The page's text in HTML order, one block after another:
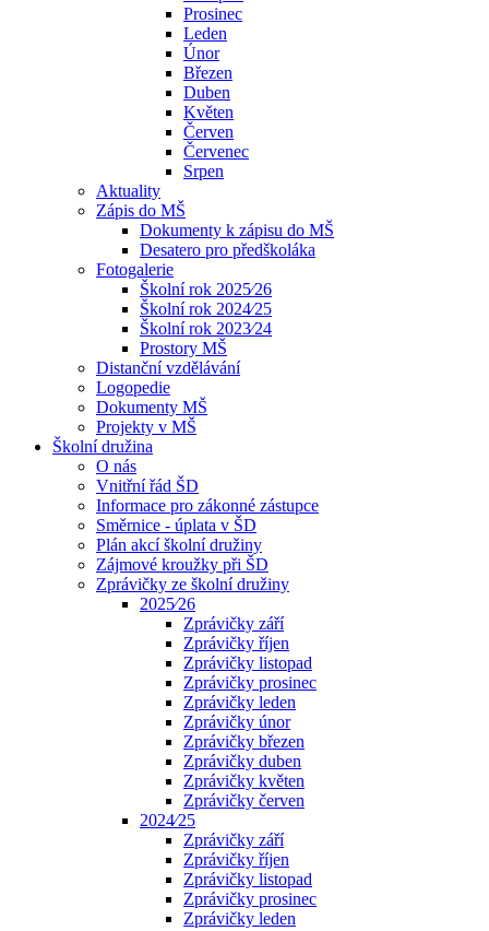
Prosinec
Leden
Únor
Březen
Duben
Květen
Červen
Červenec
Srpen
Aktuality
Zápis do MŠ
Dokumenty k zápisu do MŠ
Desatero pro předškoláka
Fotogalerie
Školní rok 2025⁄26
Školní rok 2024⁄25
Školní rok 2023⁄24
Prostory MŠ
Distanční vzdělávání
Logopedie
Dokumenty MŠ
Projekty v MŠ
Školní družina
O nás
Vnitřní řád ŠD
Informace pro zákonné zástupce
Směrnice - úplata v ŠD
Plán akcí školní družiny
Zájmové kroužky při ŠD
Zprávičky ze školní družiny
2025⁄26
Zprávičky září
Zprávičky říjen
Zprávičky listopad
Zprávičky prosinec
Zprávičky leden
Zprávičky únor
Zprávičky březen
Zprávičky duben
Zprávičky květen
Zprávičky červen
2024⁄25
Zprávičky září
Zprávičky říjen
Zprávičky listopad
Zprávičky prosinec
Zprávičky leden